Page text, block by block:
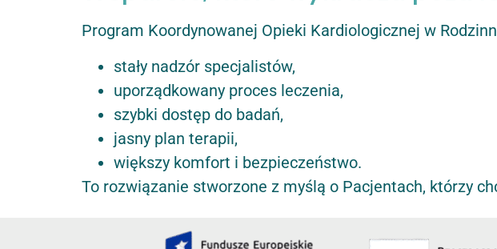
Program Koordynowanej Opieki Kardiologicznej w
stały nadzór specjalistów,
uporządkowany proces leczenia,
szybki dostęp do badań,
jasny plan terapii,
większy komfort i bezpieczeństwo.
To rozwiązanie stworzone z myślą o Pacjentach, którzy